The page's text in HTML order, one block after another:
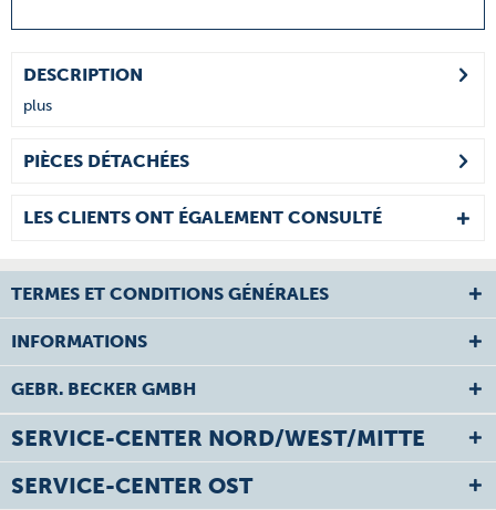
DESCRIPTION
plus
PIÈCES DÉTACHÉES
LES CLIENTS ONT ÉGALEMENT CONSULTÉ
TERMES ET CONDITIONS GÉNÉRALES
INFORMATIONS
GEBR. BECKER GMBH
SERVICE-CENTER NORD/WEST/MITTE
SERVICE-CENTER OST